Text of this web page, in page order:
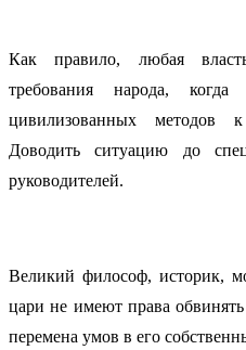
Как правило, любая
требования народа,
цивилизованных методов
Доводить ситуацию до
руководителей.
Великий философ, историк,
цари не имеют права
перемена умов в его